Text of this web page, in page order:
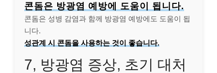
콘돔은 방광염 예방에 도움이 됩니다.
콘돔은 성병 감염과 함께 방광염 예방에도 도움이 됩
니다.
성관계 시 콘돔을 사용하는 것이 좋습니다.
7, 방광염 증상, 초기 대처